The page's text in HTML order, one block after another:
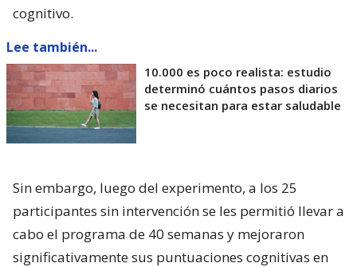
cognitivo.
Lee también...
10.000 es poco realista: estudio
determinó cuántos pasos diarios
se necesitan para estar saludable
Sin embargo, luego del experimento, a los 25
participantes sin intervención se les permitió llevar a
cabo el programa de 40 semanas y mejoraron
significativamente sus puntuaciones cognitivas en